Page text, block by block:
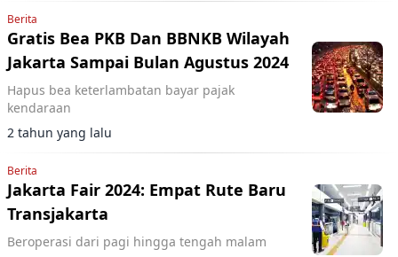
Berita
Gratis Bea PKB Dan BBNKB Wilayah
Jakarta Sampai Bulan Agustus 2024
Hapus bea keterlambatan bayar pajak
kendaraan
2 tahun yang lalu
Berita
Jakarta Fair 2024: Empat Rute Baru
Transjakarta
Beroperasi dari pagi hingga tengah malam